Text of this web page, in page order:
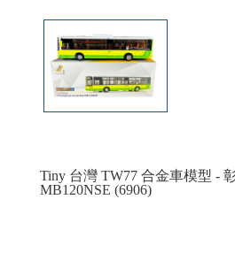
Tiny 台灣 TW77 合金車模型 -
MB120NSE (6906)